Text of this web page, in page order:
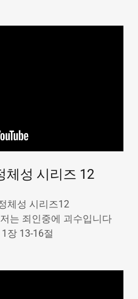
체성 시리즈 12
체성 시리즈12
는 죄인중에 괴수입니다
장 13-16절